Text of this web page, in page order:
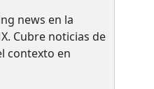
news en la
Cubre noticias de
contexto en